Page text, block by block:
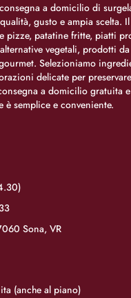
a domicilio di
gusto e ampia scelta.
pizze, patatine fritte, piatti
vegetali, prodotti
Selezioniamo
delicate per
a domicilio gratuita
semplice e conveniente.
Sona, VR
(anche al piano)